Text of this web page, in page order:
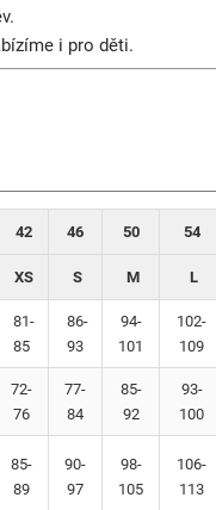
i pro děti.
42 46 50 54
XS S M L
81-
85
86-
93
94-
101
102-
109
72-
76
77-
84
85-
92
93-
100
85-
89
90-
97
98-
105
106-
113